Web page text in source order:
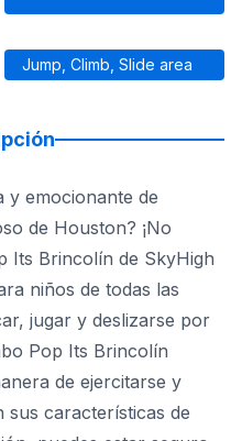
Jump, Climb, Slide area
y emocionante de
de Houston? ¡No
Its Brincolín de SkyHigh
niños de todas las
jugar y deslizarse por
Pop Its Brincolín
de ejercitarse y
características de